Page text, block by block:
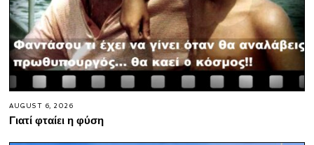
AUGUST 6, 2026
Γιατί φταίει η φύση